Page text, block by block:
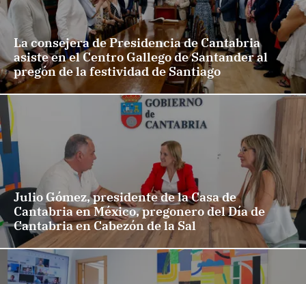
La consejera de Presidencia de Cantabria
asiste en el Centro Gallego de Santander al
pregón de la festividad de Santiago
Julio Gómez, presidente de la Casa de
Cantabria en México, pregonero del Día de
Cantabria en Cabezón de la Sal